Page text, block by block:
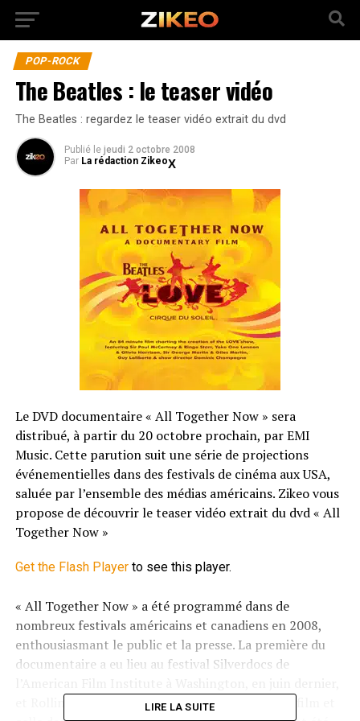
POP-ROCK
The Beatles : le teaser vidéo
The Beatles : regardez le teaser vidéo extrait du dvd
Publié le jeudi 2 octobre 2008
Par La rédaction Zikeo
Le DVD documentaire « All Together Now » sera
distribué, à partir du 20 octobre prochain, par EMI
Music. Cette parution suit une série de projections
événementielles dans des festivals de cinéma aux USA,
saluée par l’ensemble des médias américains. Zikeo vous
propose de découvrir le teaser vidéo extrait du dvd « All
Together Now »
Get the Flash Playerto see this player.
« All Together Now » a été programmé dans de
nombreux festivals américains et canadiens en 2008,
enthousiasmant le public et la presse. La première du
documentaire a eu lieu au festival Silverdocs de
et Rolling Stone a souligné la qualité visuelle du film et
LIRE LA SUITE